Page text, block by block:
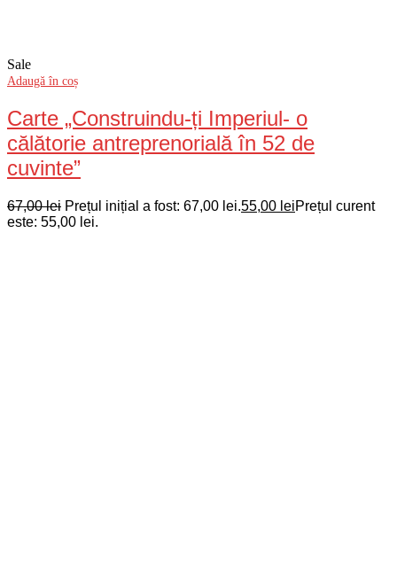
Sale
Adaugă în coș
Carte „Construindu-ți Imperiul- o
călătorie antreprenorială în 52 de
cuvinte”
67,00lei Prețul inițial a fost: 67,00 lei.55,00 leiPrețul curent
este: 55,00 lei.